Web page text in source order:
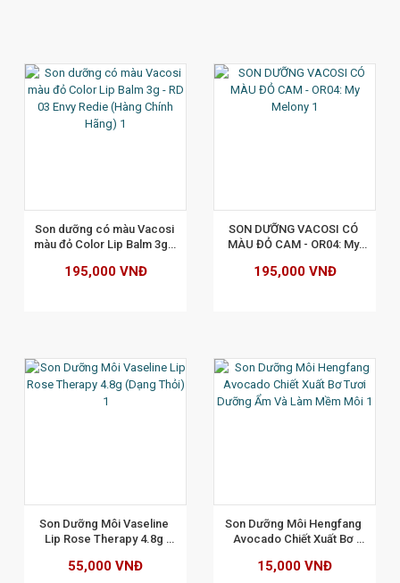
Son dưỡng có màu Vacosi
màu đỏ Color Lip Balm 3g -
Chính Hãng)
195,000 VNĐ
SON DƯỠNG VACOSI CÓ
MÀU ĐỎ CAM - OR04: My
195,000 VNĐ
Son Dưỡng Môi Vaseline
Lip Rose Therapy 4.8g
55,000 VNĐ
Son Dưỡng Môi Hengfang
Avocado Chiết Xuất Bơ
Mềm Môi
15,000 VNĐ